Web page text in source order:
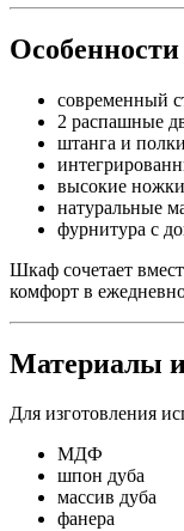
современный
2 распашные
штанга и полки
высокие ножки
натуральные
фурнитура с
Шкаф сочетает
комфорт в
Материалы
Для изготовления
МДФ
шпон дуба
массив дуба
фанера